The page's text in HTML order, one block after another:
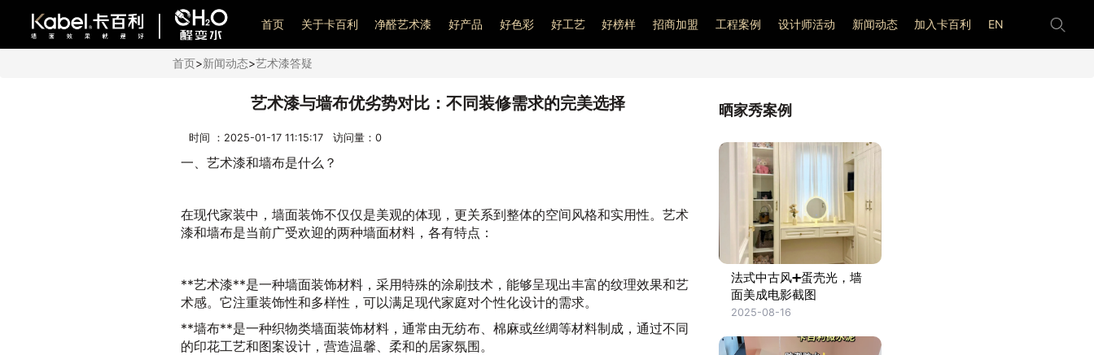
艺术漆加盟
首页 关于卡百利 净醛艺术漆 好产品 好色彩 好工艺 好榜样 招商加盟 工程案例 设计师活动 新闻动态 加入卡百利 EN
首页>新闻动态>艺术漆答疑
艺术漆与墙布优劣势对比：不同装修需求的完美选择
时间 ：2025-01-17 11:15:17 访问量： 0
一、艺术漆和墙布是什么？
在现代家装中，墙面装饰不仅仅是美观的体现，更关系到整体的空间风格和实用性。艺术
漆和墙布是当前广受欢迎的两种墙面材料，各有特点：
**艺术漆**是一种墙面装饰材料，采用特殊的涂刷技术，能够呈现出丰富的纹理效果和艺
术感。它注重装饰性和多样性，可以满足现代家庭对个性化设计的需求。
**墙布**是一种织物类墙面装饰材料，通常由无纺布、棉麻或丝绸等材料制成，通过不同
的印花工艺和图案设计，营造温馨、柔和的居家氛围。
晒家秀案例
法式中古风➕蛋壳光，墙
面美成电影截图
2025-08-16